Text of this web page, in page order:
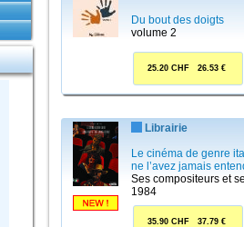
Du bout des doigts
volume 2
25.20 CHF 26.53 €
Librairie
Le cinéma de genre
ne l’avez jamais
Ses compositeurs et
1984
35.90 CHF 37.79 €